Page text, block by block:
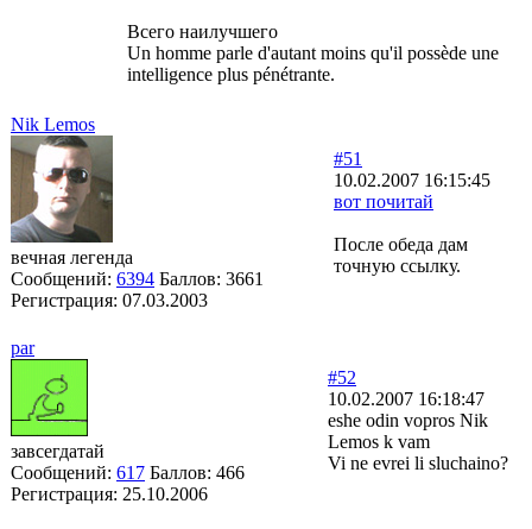
Всего наилучшего
Un homme parle d'autant moins qu'il possède une
intelligence plus pénétrante.
Nik Lemos
вечная легенда
Сообщений: 6394 Баллов: 3661
Регистрация: 07.03.2003
#51
10.02.2007 16:15:45
вот почитай
После обеда дам
точную ссылку.
par
завсегдатай
Сообщений: 617 Баллов: 466
Регистрация: 25.10.2006
#52
10.02.2007 16:18:47
eshe odin vopros Nik
Lemos k vam
Vi ne evrei li sluchaino?